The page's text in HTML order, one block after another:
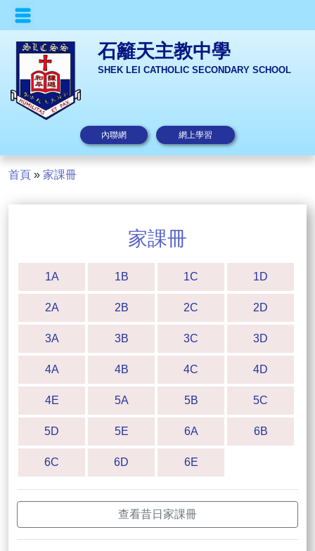
石籬天主教中學
SHEK LEI CATHOLIC SECONDARY SCHOOL
內聯網 網上學習
首頁 » 家課冊
家課冊
1A 1B 1C 1D
2A 2B 2C 2D
3A 3B 3C 3D
4A 4B 4C 4D
4E 5A 5B 5C
5D 5E 6A 6B
6C 6D 6E
查看昔日家課冊